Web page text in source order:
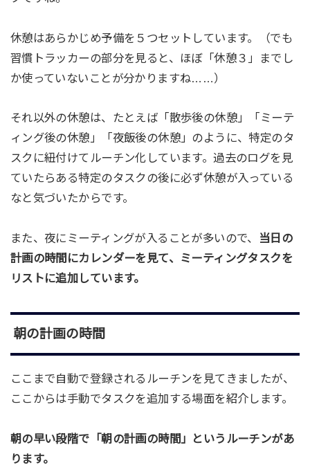
休憩はあらかじめ予備を５つセットしています。（でも
習慣トラッカーの部分を見ると、ほぼ「休憩３」までし
か使っていないことが分かりますね……）
それ以外の休憩は、たとえば「散歩後の休憩」「ミーテ
ィング後の休憩」「夜飯後の休憩」のように、特定のタ
スクに紐付けてルーチン化しています。過去のログを見
ていたらある特定のタスクの後に必ず休憩が入っている
なと気づいたからです。
また、夜にミーティングが入ることが多いので、
当日の
計画の時間にカレンダーを見て、ミーティングタスクを
リストに追加しています。
朝の計画の時間
ここまで自動で登録されるルーチンを見てきましたが、
ここからは手動でタスクを追加する場面を紹介します。
朝の早い段階で「朝の計画の時間」というルーチンがあ
ります。